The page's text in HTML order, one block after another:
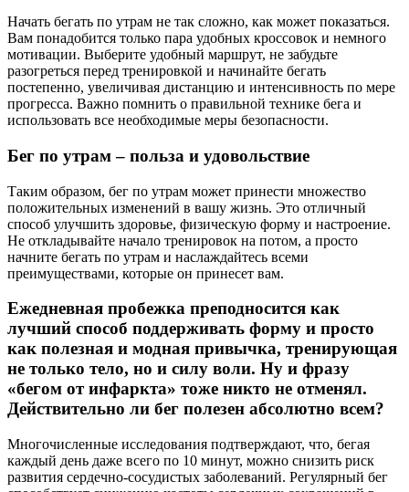
Начать бегать по утрам не так сложно, как может показаться.
Вам понадобится только пара удобных кроссовок и немного
мотивации. Выберите удобный маршрут, не забудьте
разогреться перед тренировкой и начинайте бегать
постепенно, увеличивая дистанцию и интенсивность по мере
прогресса. Важно помнить о правильной технике бега и
использовать все необходимые меры безопасности.
Бег по утрам – польза и удовольствие
Таким образом, бег по утрам может принести множество
положительных изменений в вашу жизнь. Это отличный
способ улучшить здоровье, физическую форму и настроение.
Не откладывайте начало тренировок на потом, а просто
начните бегать по утрам и наслаждайтесь всеми
преимуществами, которые он принесет вам.
Ежедневная пробежка преподносится как
лучший способ поддерживать форму и просто
как полезная и модная привычка, тренирующая
не только тело, но и силу воли. Ну и фразу
«бегом от инфаркта» тоже никто не отменял.
Действительно ли бег полезен абсолютно всем?
Многочисленные исследования подтверждают, что, бегая
каждый день даже всего по 10 минут, можно снизить риск
развития сердечно-сосудистых заболеваний. Регулярный бег